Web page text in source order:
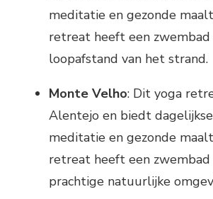
meditatie en gezonde
retreat heeft een
loopafstand van het strand.
Monte Velho: Dit yoga
Alentejo en biedt
meditatie en gezonde
retreat heeft een
prachtige natuurlijke